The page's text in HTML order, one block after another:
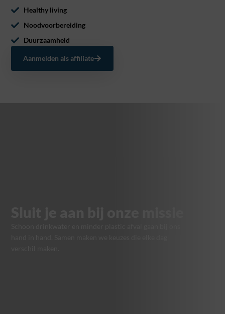
Healthy living
Noodvoorbereiding
Duurzaamheid
Aanmelden als affiliate